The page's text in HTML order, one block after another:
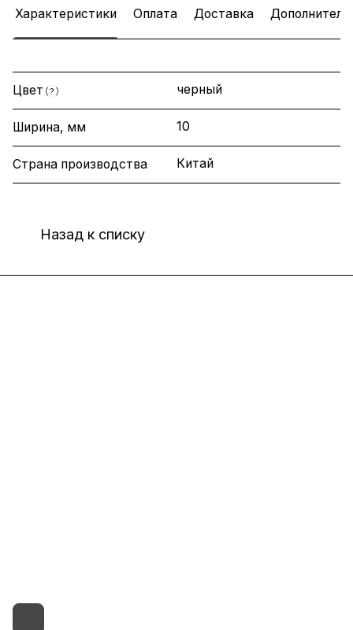
Характеристики Оплата Доставка
Цвет ? черный
Ширина, мм 10
Страна производства Китай
Назад к списку